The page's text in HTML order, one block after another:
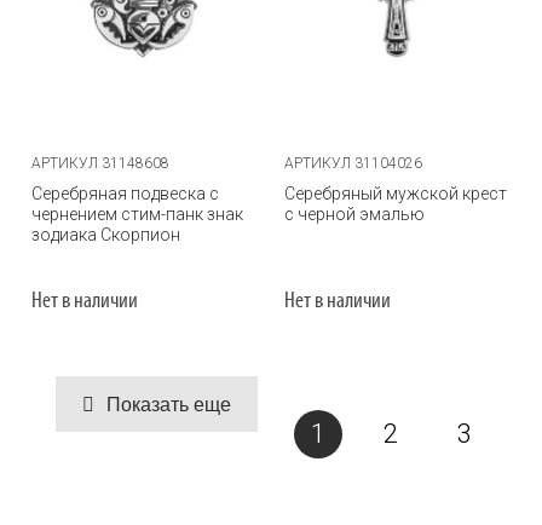
АРТИКУЛ 31148608
Серебряная подвеска с
чернением стим-панк знак
зодиака Скорпион
Нет в наличии
АРТИКУЛ 31104026
Серебряный мужской крест
с черной эмалью
Нет в наличии
Показать еще
1 2 3